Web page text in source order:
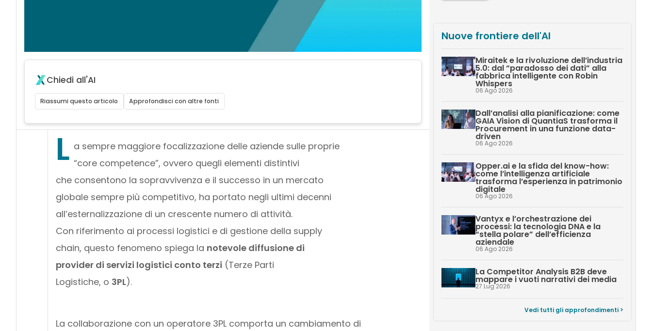
Chiedi all'AI
Riassumi questo articolo Approfondisci con altre fonti
L a sempre maggiore focalizzazione delle aziende sulle proprie
“core competence”, ovvero quegli elementi distintivi
che consentono la sopravvivenza e il successo in un mercato
globale sempre più competitivo, ha portato negli ultimi decenni
all’esternalizzazione di un crescente numero di attività.
Con riferimento ai processi logistici e di gestione della supply
chain, questo fenomeno spiega la notevole diffusione di
provider di servizi logistici conto terzi (Terze Parti
Logistiche, o 3PL).
La collaborazione con un operatore 3PL comporta un cambiamento di
Nuove frontiere dell'AI
Miraitek e la rivoluzione dell’industria
5.0: dal “paradosso dei dati” alla
fabbrica intelligente con Robin
Whispers
06 Ago 2026
Dall’analisi alla pianificazione: come
GAIA Vision di QuantiaS trasforma il
Procurement in una funzione data-
driven
06 Ago 2026
Opper.ai e la sfida del know-how:
come l’intelligenza artificiale
trasforma l’esperienza in patrimonio
digitale
06 Ago 2026
Vantyx e l’orchestrazione dei
processi: la tecnologia DNA e la
“stella polare” dell’efficienza
aziendale
06 Ago 2026
La Competitor Analysis B2B deve
mappare i vuoti narrativi dei media
27 Lug 2026
Vedi tutti gli approfondimenti >